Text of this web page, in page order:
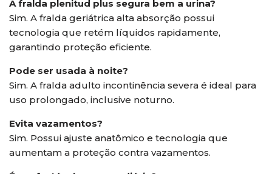
A fralda plenitud plus segura bem a urina?
Sim. A fralda geriátrica alta absorção possui
tecnologia que retém líquidos rapidamente,
garantindo proteção eficiente.
Pode ser usada à noite?
Sim. A fralda adulto incontinência severa é ideal para
uso prolongado, inclusive noturno.
Evita vazamentos?
Sim. Possui ajuste anatômico e tecnologia que
aumentam a proteção contra vazamentos.